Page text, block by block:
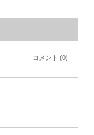
コメント (0)